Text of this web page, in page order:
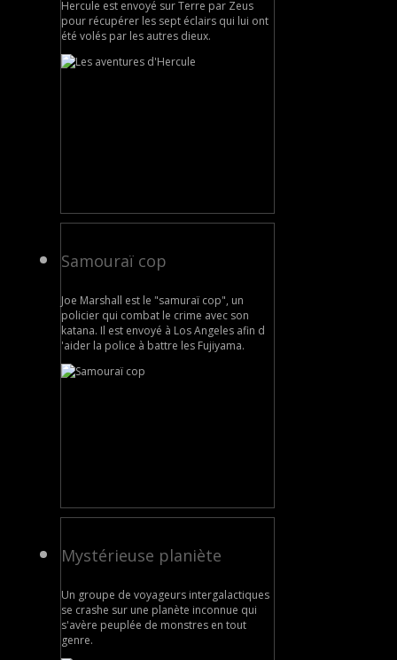
Hercule est envoyé sur Terre par Zeus
pour récupérer les sept éclairs qui lui ont
été volés par les autres dieux.
Samouraï cop
Joe Marshall est le "samuraï cop", un
policier qui combat le crime avec son
katana. Il est envoyé à Los Angeles afin d
'aider la police à battre les Fujiyama.
Mystérieuse planiète
Un groupe de voyageurs intergalactiques
se crashe sur une planète inconnue qui
s'avère peuplée de monstres en tout
genre.